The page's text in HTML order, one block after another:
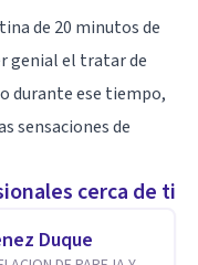
de 20 minutos de
genial el tratar de
durante ese tiempo,
sensaciones de
cerca de ti
Duque